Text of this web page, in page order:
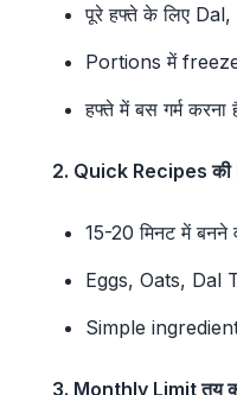
पूरे हफ्ते के लिए
Portions में
हफ्ते में बस गर्म करना
2. Quick Recipes की
15-20 मिनट में
Eggs, Oats, Dal
Simple
3. Monthly Limit तय